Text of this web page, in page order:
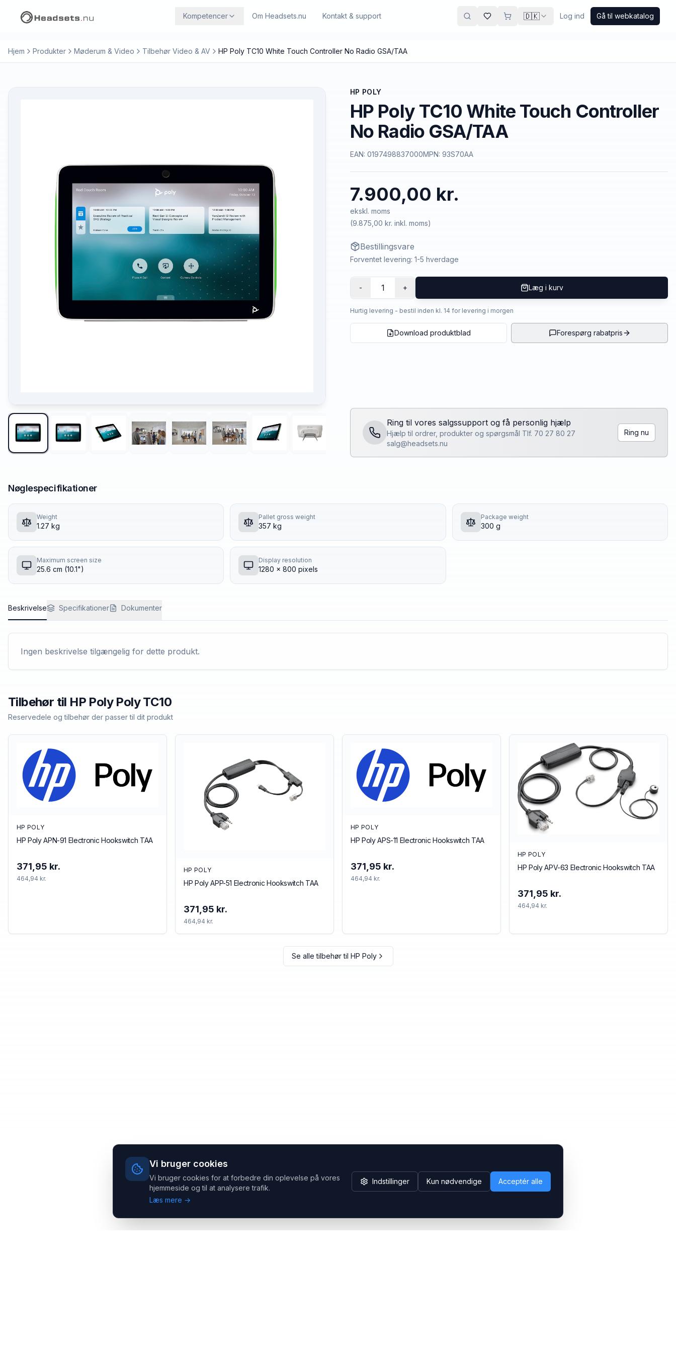
Vi bruger cookies
Vi bruger cookies for at forbedre din oplevelse på vores
hjemmeside og til at analysere trafik.
Læs mere →
Indstillinger Kun nødvendige Acceptér alle
Kompetencer Om Headsets.nu Kontakt & support 🇩🇰 Log ind Gå til webkatalog
Hjem Produkter Møderum & Video Tilbehør Video & AV HP Poly TC10 White Touch Controller No Radio GSA/TAA
HP POLY
HP Poly TC10 White Touch Controller
No Radio GSA/TAA
EAN: 0197498837000MPN: 93S70AA
7.900,00 kr.
ekskl. moms
(9.875,00 kr. inkl. moms)
Bestillingsvare
Forventet levering: 1-5 hverdage
- 1 + Læg i kurv
Hurtig levering - bestil inden kl. 14 for levering i morgen
Download produktblad Forespørg rabatpris
Ring til vores salgssupport og få personlig hjælp
Hjælp til ordrer, produkter og spørgsmål Tlf. 70 27 80 27
salg@headsets.nu
Ring nu
Nøglespecifikationer
Weight
1.27 kg
Pallet gross weight
357 kg
Package weight
300 g
Maximum screen size
25.6 cm (10.1")
Display resolution
1280 x 800 pixels
Beskrivelse Specifikationer Dokumenter
Ingen beskrivelse tilgængelig for dette produkt.
Tilbehør til HP Poly Poly TC10
Reservedele og tilbehør der passer til dit produkt
HP POLY
HP Poly APN-91 Electronic Hookswitch TAA
371,95 kr.
464,94 kr.
HP POLY
HP Poly APP-51 Electronic Hookswitch TAA
371,95 kr.
464,94 kr.
HP POLY
HP Poly APS-11 Electronic Hookswitch TAA
371,95 kr.
464,94 kr.
HP POLY
HP Poly APV-63 Electronic Hookswitch TAA
371,95 kr.
464,94 kr.
Se alle tilbehør til HP Poly